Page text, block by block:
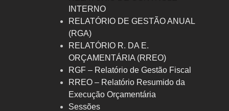
INTERNO
RELATÓRIO DE GESTÃO ANUAL
(RGA)
RELATÓRIO R. DA E.
ORÇAMENTÁRIA (RREO)
RGF – Relatório de Gestão Fiscal
RREO – Relatório Resumido da
Execução Orçamentária
Sessões